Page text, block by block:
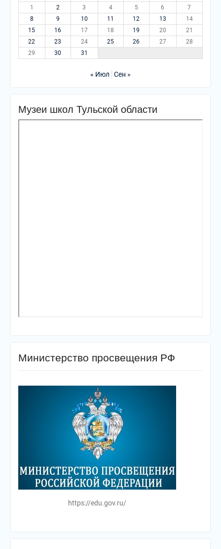
1
2 3 4 5 6
7
8
9 10 11 12 13
14
15
16 17 18 19 20
21
22
23 24 25 26 27
28
29
30 31
« Июл Сен »
Музеи школ Тульской области
Министерство просвещения РФ
https://edu.gov.ru/